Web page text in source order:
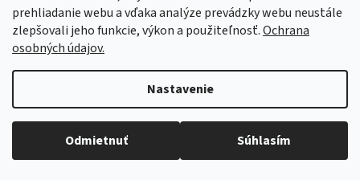
prehliadanie webu a vďaka analýze prevádzky webu neustále
zlepšovali jeho funkcie, výkon a použiteľnosť.Ochrana
osobných údajov.
Nastavenie
Odmietnuť Súhlasím
Objednaný tovar si môžete prevziať osobne v predajni SELEKTRA,
Družstevná 1143/24, Partizánske, tel.: 038/7490000. Všetok tovar je
Akcia Kód:36555